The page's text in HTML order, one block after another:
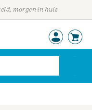
morgen in huis